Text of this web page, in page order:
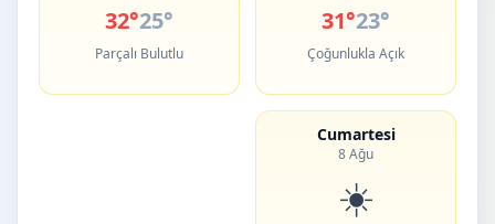
32°25°
Parçalı Bulutlu
31°23°
Çoğunlukla Açık
Cumartesi
8 Ağu
☀️